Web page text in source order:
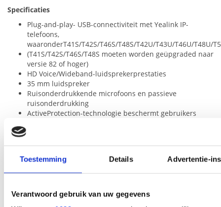
Toestemming Details Advertentie-
Verantwoord gebruik van uw gegevens
Specificaties
Plug-and-play- USB-connectiviteit met Yealink IP-
telefoons,
waaronderT41S/T42S/T46S/T48S/T42U/T43U/T46U/T48U/
(T41S/T42S/T46S/T48S moeten worden geüpgraded naar
versie 82 of hoger)
HD Voice/Wideband-luidsprekerprestaties
35 mm luidspreker
Ruisonderdrukkende microfoons en passieve
ruisonderdrukking
ActiveProtection-technologie beschermt gebruikers
Draagtas